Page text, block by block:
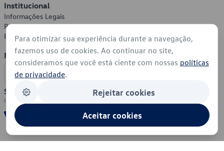
Institucional
Informações Legais
Política de Privacidade
Política de Cookies
Formas de Pagamento
Segurança
Para otimizar sua experiência durante a navegação,
fazemos uso de cookies. Ao continuar no site,
consideramos que você está ciente com nossas políticas
de privacidade.
Rejeitar cookies
Aceitar cookies